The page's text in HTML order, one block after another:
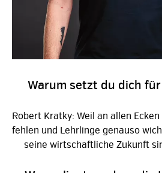
Warum setzt du dich
Robert Kratky: Weil an allen
fehlen und Lehrlinge genauso
seine wirtschaftliche Zukunft